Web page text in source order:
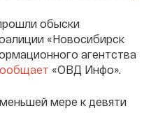
обыски
«Новосибирск
агентства
«ОВД Инфо».
мере к девяти